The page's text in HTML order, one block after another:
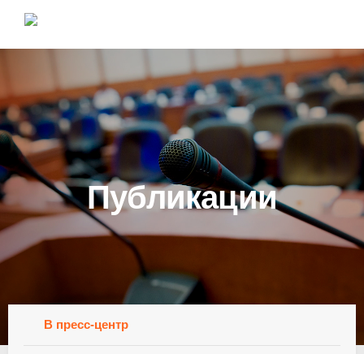
Публикации
В пресс-центр